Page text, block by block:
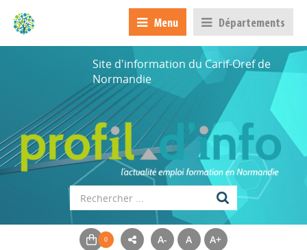
Menu Départements
Site d'information du Carif-Oref de
Normandie
A- A A+